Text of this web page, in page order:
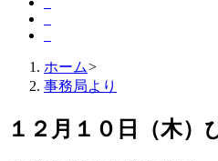
ホーム>
事務局より
１２月１０日（木